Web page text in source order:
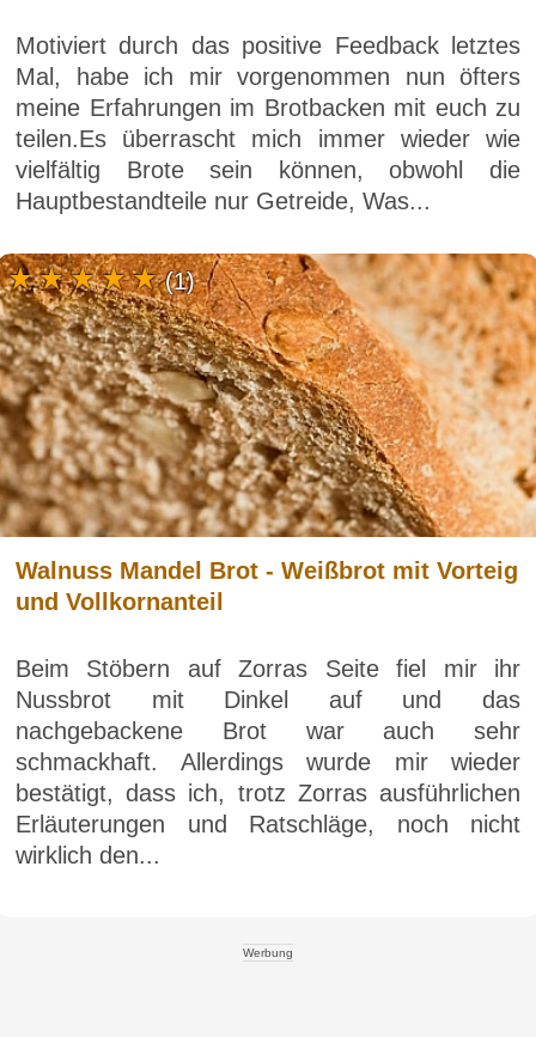
Motiviert durch das positive Feedback letztes
Mal, habe ich mir vorgenommen nun öfters
meine Erfahrungen im Brotbacken mit euch zu
teilen.Es überrascht mich immer wieder wie
vielfältig Brote sein können, obwohl die
Hauptbestandteile nur Getreide, Was...
Walnuss Mandel Brot - Weißbrot mit Vorteig
und Vollkornanteil
Beim Stöbern auf Zorras Seite fiel mir ihr
Nussbrot mit Dinkel auf und das
nachgebackene Brot war auch sehr
schmackhaft. Allerdings wurde mir wieder
bestätigt, dass ich, trotz Zorras ausführlichen
Erläuterungen und Ratschläge, noch nicht
wirklich den...
(1)
Werbung